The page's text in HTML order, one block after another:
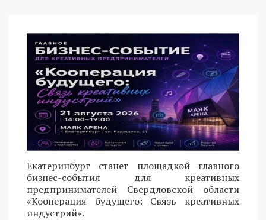
Екатеринбург станет площадкой главного
бизнес-события для креативных
предпринимателей Свердловской области
«Кооперация будущего: Связь креативных
индустрий».